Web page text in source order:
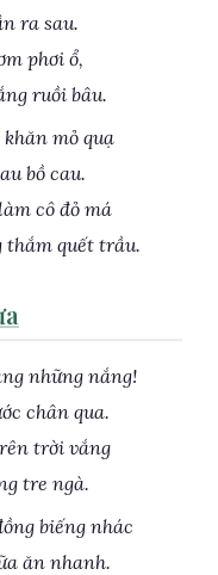
ra sau.
phơi ổ,
ruồi bâu.
mỏ quạ
bồ cau.
cô đỏ má
thắm quết trầu.
những nắng!
chân qua.
trời vắng
tre ngà.
biếng nhác
ăn nhanh.